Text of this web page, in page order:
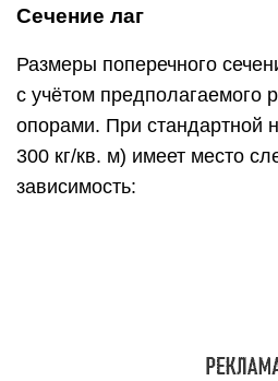
несущую способность
бруса, в середине пролёта
основание нужно
промежуточных опор — так
стульчиков. Обычно они
Есть и более простой